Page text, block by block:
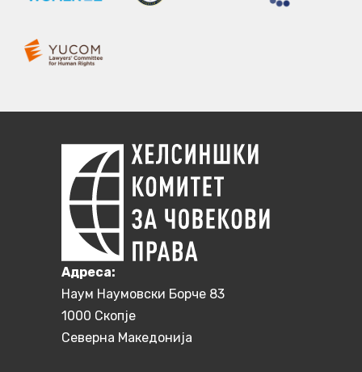
Aдреса:
Наум Наумовски Борче 83
1000 Скопје
Северна Македонија